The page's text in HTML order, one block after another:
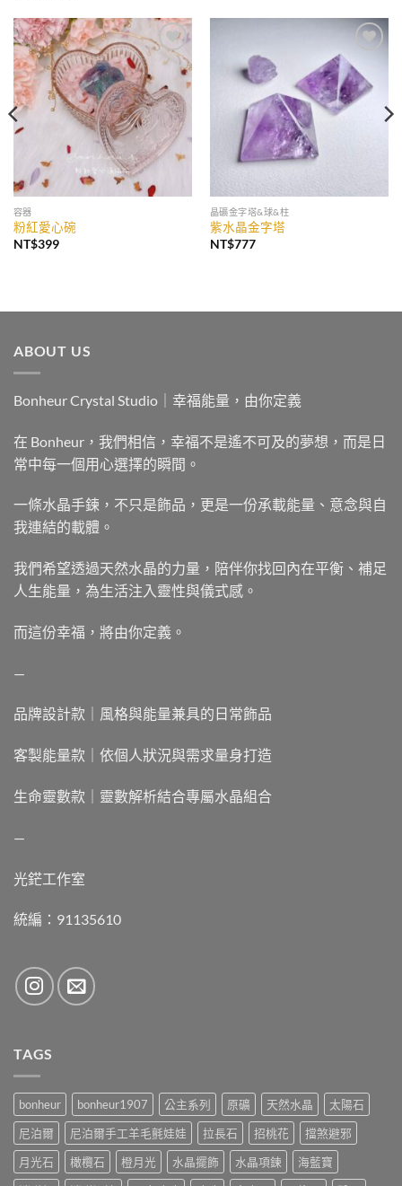
加入
收藏
容器
粉紅愛心碗
NT$399
收藏
晶礦金字塔&球&柱
紫水晶金字塔
NT$777
ABOUT US
Bonheur Crystal Studio｜幸福能量，由你定義
在 Bonheur，我們相信，幸福不是遙不可及的夢想，而是日
常中每一個用心選擇的瞬間。
一條水晶手鍊，不只是飾品，更是一份承載能量、意念與自
我連結的載體。
我們希望透過天然水晶的力量，陪伴你找回內在平衡、補足
人生能量，為生活注入靈性與儀式感。
而這份幸福，將由你定義。
—
品牌設計款｜風格與能量兼具的日常飾品
客製能量款｜依個人狀況與需求量身打造
生命靈數款｜靈數解析結合專屬水晶組合
—
光鋩工作室
統編：91135610
TAGS
bonheur bonheur1907 公主系列 原礦 天然水晶
太陽石
尼泊爾
尼泊爾手工羊毛氈娃娃 拉長石 招桃花
擋煞避邪
月光石
橄欖石 橙月光 水晶擺飾 水晶項鍊
海藍寶